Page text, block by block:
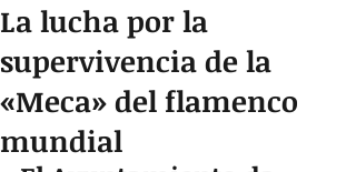
La lucha por la
supervivencia de la
«Meca» del flamenco
mundial